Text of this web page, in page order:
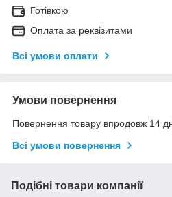
Готівкою
Оплата за реквізитами
Всі умови оплати
Умови повернення
Повернення товару впродовж 14
Всі умови повернення
Подібні товари компанії